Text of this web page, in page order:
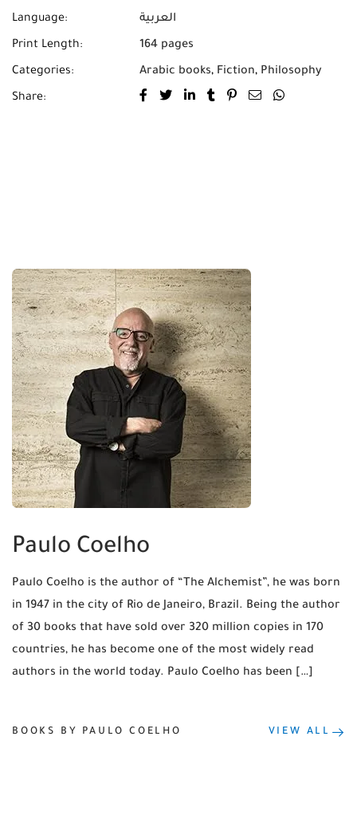
Language: العربية
Print Length: 164 pages
Categories: Arabic books, Fiction, Philosophy
Share:
Paulo Coelho
Paulo Coelho is the author of “The Alchemist”, he was born
in 1947 in the city of Rio de Janeiro, Brazil. Being the author
of 30 books that have sold over 320 million copies in 170
countries, he has become one of the most widely read
authors in the world today. Paulo Coelho has been […]
BOOKS BY PAULO COELHO VIEW ALL